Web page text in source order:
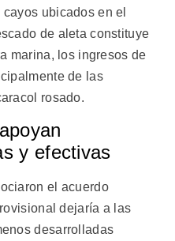
ubicados en el
de aleta constituye
marina, los ingresos de
de las
rosado.
y efectivas
el acuerdo
dejaría a las
desarrolladas